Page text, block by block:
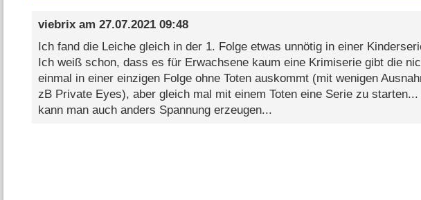
viebrixam 27.07.2021 09:48
Ich fand die Leiche gleich in der 1. Folge etwas unnötig in einer
Ich weiß schon, dass es für Erwachsene kaum eine Krimiserie gibt die
einmal in einer einzigen Folge ohne Toten auskommt (mit wenigen
zB Private Eyes), aber gleich mal mit einem Toten eine Serie zu starten...
kann man auch anders Spannung erzeugen...